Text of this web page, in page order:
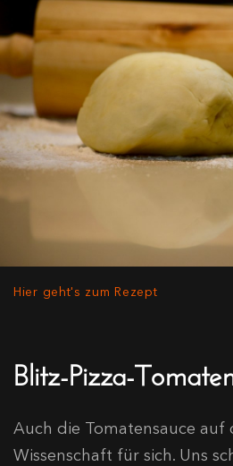
Hier geht's zum Rezept
Blitz-Pizza-
Auch die Tomatensauce auf
Wissenschaft für sich. Uns